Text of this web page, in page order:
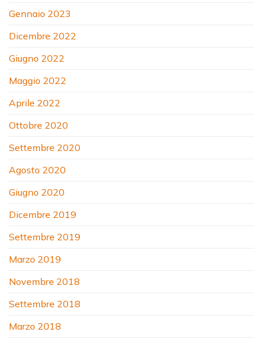
Gennaio 2023
Dicembre 2022
Giugno 2022
Maggio 2022
Aprile 2022
Ottobre 2020
Settembre 2020
Agosto 2020
Giugno 2020
Dicembre 2019
Settembre 2019
Marzo 2019
Novembre 2018
Settembre 2018
Marzo 2018